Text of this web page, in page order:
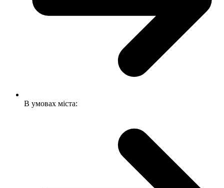
В умовах міста: